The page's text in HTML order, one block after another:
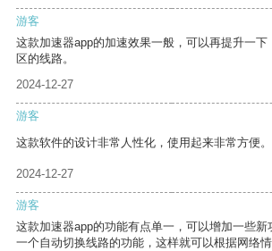
游客
这款加速器app的加速效果一般，可以再提升一
区的线路。
2024-12-27
游客
这款软件的设计非常人性化，使用起来非常方便。
2024-12-27
游客
这款加速器app的功能有点单一，可以增加一些新
一个自动切换线路的功能，这样就可以根据网络